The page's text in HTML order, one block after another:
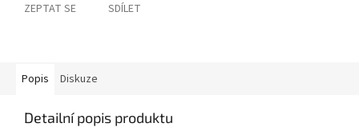
ZEPTAT SE SDÍLET
Popis Diskuze
Detailní popis produktu